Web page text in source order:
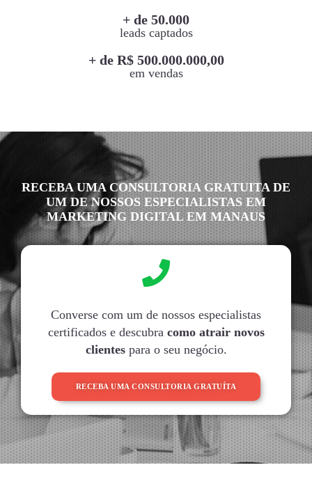
+ de 50.000
leads captados
+ de R$ 500.000.000,00
em vendas
RECEBA UMA CONSULTORIA GRATUITA DE
UM DE NOSSOS ESPECIALISTAS EM
MARKETING DIGITAL EM MANAUS
Converse com um de nossos especialistas
certificados e descubra como atrair novos
clientespara o seu negócio.
RECEBA UMA CONSULTORIA GRATUÍTA